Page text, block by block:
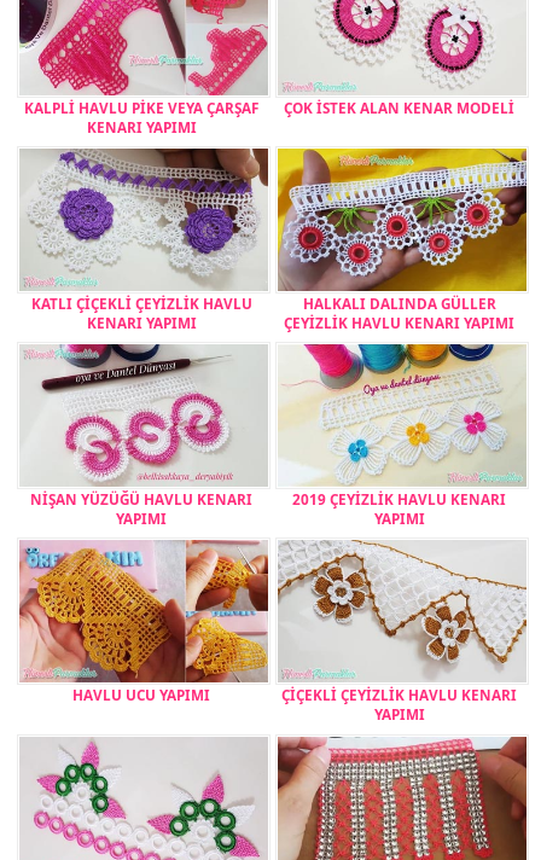
KALPLİ HAVLU PİKE VEYA ÇARŞAF
KENARI YAPIMI
ÇOK İSTEK ALAN KENAR MODELİ
KATLI ÇİÇEKLİ ÇEYİZLİK HAVLU
KENARI YAPIMI
HALKALI DALINDA GÜLLER
ÇEYİZLİK HAVLU KENARI YAPIMI
NİŞAN YÜZÜĞÜ HAVLU KENARI
YAPIMI
2019 ÇEYİZLİK HAVLU KENARI
YAPIMI
HAVLU UCU YAPIMI
ÇİÇEKLİ ÇEYİZLİK HAVLU KENARI
YAPIMI